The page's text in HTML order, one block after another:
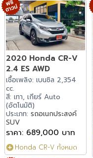
2020 Honda CR-V
2.4 ES AWD
เชื้อเพลิง: เบนซิล 2,354
cc.
สี: เทา, เกียร์ Auto
(อัตโนมัติ)
ประเภท:รถอเนกประสงค์
SUV
ราคา: 689,000 บาท
Honda CR-V ทั้งหมด